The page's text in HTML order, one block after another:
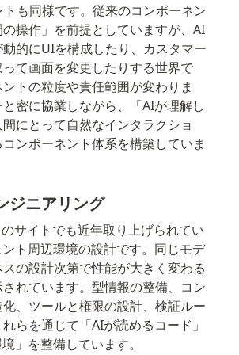
も同様です。従来のコンポーネン
の操作」を前提としていますが、AI
的にUIを構成したり、カスタマー
て画面を変更したりする世界で
トの粒度や責任範囲が変わりま
密に協業しながら、「AIが理解し
にとって自然なインタラクショ
ンポーネント体系を構築していま
ジニアリング
サイトでも近年取り上げられてい
ト周辺環境の設計です。同じモデ
の設計次第で性能が大きく変わる
れています。型情報の整備、コン
、ツールと権限の設計、検証ルー
らを通じて「AIが読めるコード」
」を整備しています。